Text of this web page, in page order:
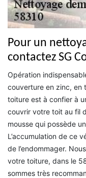
Pour un
contactez SG
Opération
couverture en zinc, en
toiture est à confier à
couvrir votre toit au fil
mousse qui possède
L’accumulation de ce
de l’endommager.
votre toiture, dans le
sommes très